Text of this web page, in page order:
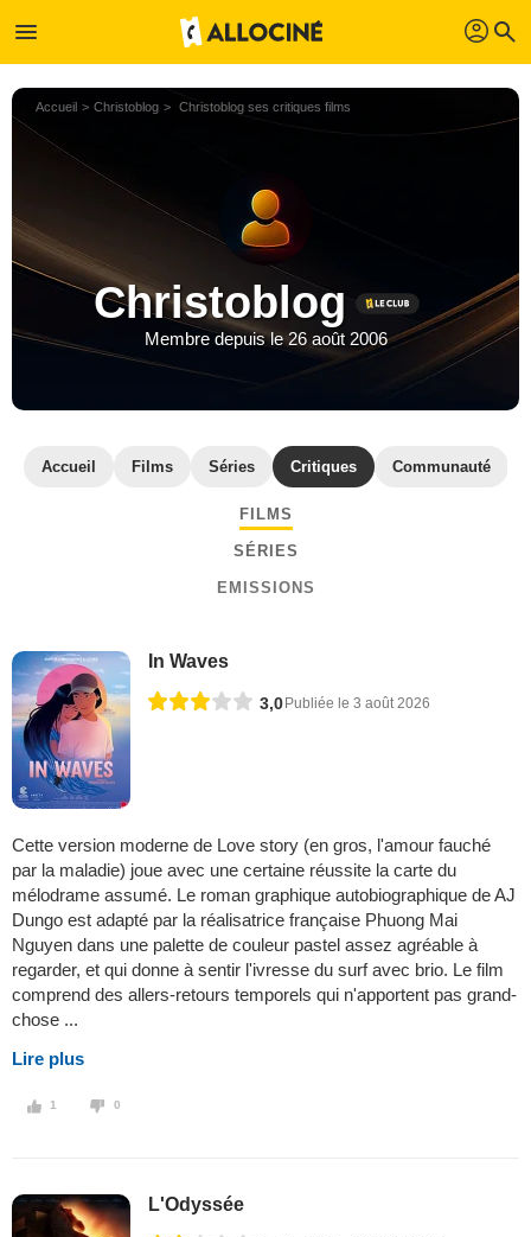
menu profil search
Accueil Christoblog Christoblog ses critiques films
Christoblog
Membre depuis le 26 août 2006
Accueil Films Séries Critiques Communauté
FILMS
SÉRIES
EMISSIONS
In Waves
3,0 Publiée le 3 août 2026
Cette version moderne de Love story (en gros, l'amour fauché
par la maladie) joue avec une certaine réussite la carte du
mélodrame assumé. Le roman graphique autobiographique de AJ
Dungo est adapté par la réalisatrice française Phuong Mai
Nguyen dans une palette de couleur pastel assez agréable à
regarder, et qui donne à sentir l'ivresse du surf avec brio. Le film
comprend des allers-retours temporels qui n'apportent pas grand-
chose ...
Lire plus
1 0
L'Odyssée